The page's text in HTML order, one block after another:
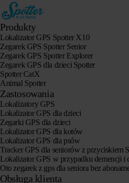
Produkty
Lokalizator GPS Spotter X10
Zegarek GPS Spotter Senior
Zegarek GPS Spotter Explorer
Zegarek GPS dla dzieci Spotter
Spotter CatX
Animal Spotter
Zastosowania
Lokalizatory GPS
Lokalizator GPS dla dzieci
Zegarki GPS dla dzieci
Lokalizator GPS dla kotów
Lokalizator GPS dla psów
Tracker GPS dla seniorów z przyciskiem
Lokalizator GPS w przypadku demencji i
Oto zegarek z gps dla seniora bez
Obsługa klienta